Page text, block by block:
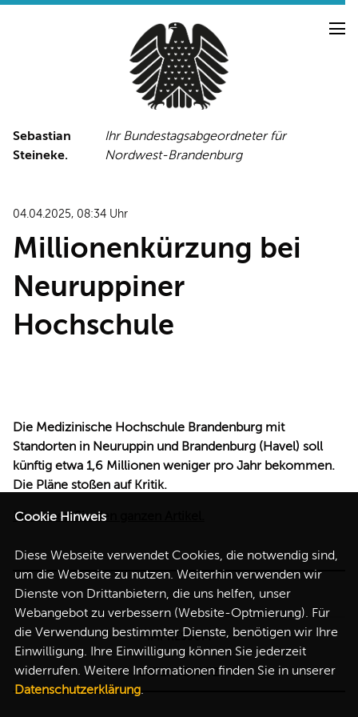
Sebastian
Steineke.
Ihr Bundestagsabgeordneter für
Nordwest-Brandenburg
NEUIGKEITEN
FACEBOOK-SEITE
04.04.2025, 08:34 Uhr
Millionenkürzung bei
Neuruppiner
Hochschule
Die Medizinische Hochschule Brandenburg mit
Standorten in Neuruppin und Brandenburg (Havel) soll
künftig etwa 1,6 Millionen weniger pro Jahr bekommen.
Die Pläne stoßen auf Kritik.
Hier lesen Sie den ganzen Artikel.
IMPRESSUM
DATENSCHUTZ
Cookie Hinweis
Diese Webseite verwendet Cookies, die notwendig sind,
um die Webseite zu nutzen. Weiterhin verwenden wir
Dienste von Drittanbietern, die uns helfen, unser
Webangebot zu verbessern (Website-Optmierung). Für
die Verwendung bestimmter Dienste, benötigen wir Ihre
Einwilligung. Ihre Einwilligung können Sie jederzeit
widerrufen. Weitere Informationen finden Sie in unserer
Datenschutzerklärung.